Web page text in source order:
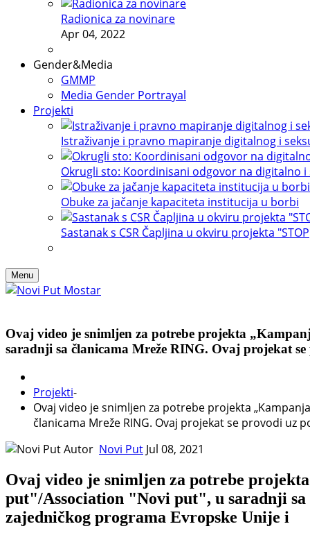
Radionica za novinare
Apr 04, 2022
Gender&Media
GMMP
Media Gender Portrayal
Projekti
Istraživanje i pravno mapiranje digitalnog i
Okrugli sto: Koordinisani odgovor na digitalno i
Obuke za jačanje kapaciteta institucija u borbi
Sastanak s CSR Čapljina u okviru projekta "STOP
Menu
Ovaj video je snimljen za potrebe projekta
saradnji sa članicama Mreže RING. Ovaj projekat
Projekti-
Ovaj video je snimljen za potrebe projekta
članicama Mreže RING. Ovaj projekat se provodi uz
Autor Novi Put Jul 08, 2021
Ovaj video je snimljen za potrebe
put"/Association "Novi put", u saradnji
zajedničkog programa Evropske Unije i